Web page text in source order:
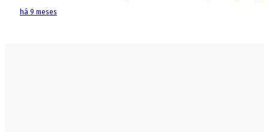
há 9 meses